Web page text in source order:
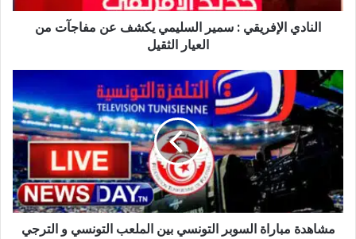
من
النادي الإفريقي : سمير السليمي يكشف عن مفاجآت من
العيار الثقيل
مشاهدة
مباراة
السوبر
التونسي
بين
الملعب
و
الترجي
الرياضي
مشاهدة مباراة السوبر التونسي بين الملعب التونسي و الترجي